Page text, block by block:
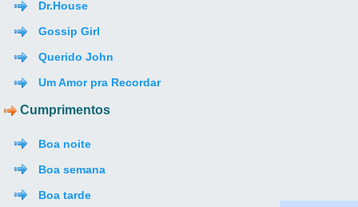
Dr.House
Gossip Girl
Querido John
Um Amor pra Recordar
Cumprimentos
Boa noite
Boa semana
Boa tarde